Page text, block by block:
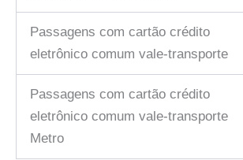
Passagens com cartão crédito
eletrônico comum vale-transporte
Passagens com cartão crédito
eletrônico comum vale-transporte
Metro